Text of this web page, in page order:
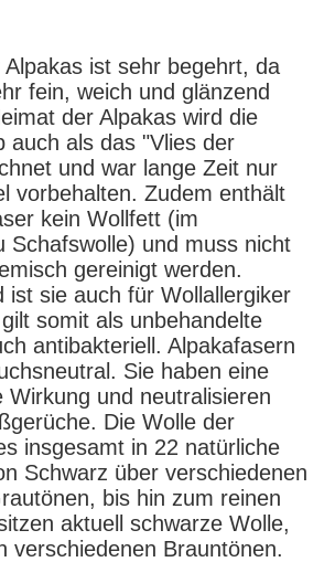
Alpakas ist sehr begehrt, da
fein, weich und glänzend
der Alpakas wird die
auch als das "Vlies der
und war lange Zeit nur
vorbehalten. Zudem enthält
kein Wollfett (im
Schafswolle) und muss nicht
gereinigt werden.
ist sie auch für Wollallergiker
somit als unbehandelte
antibakteriell. Alpakafasern
Sie haben eine
Wirkung und neutralisieren
Die Wolle der
insgesamt in 22 natürliche
Schwarz über verschiedenen
bis hin zum reinen
aktuell schwarze Wolle,
verschiedenen Brauntönen.